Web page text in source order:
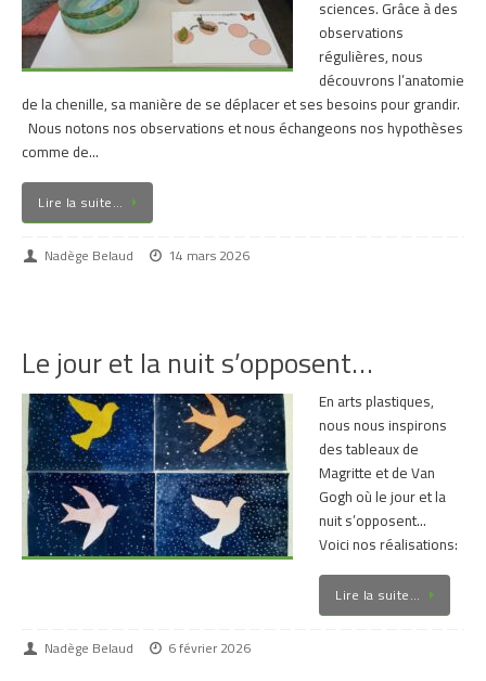
sciences. Grâce à des
observations
régulières, nous
découvrons l’anatomie
de la chenille, sa manière de se déplacer et ses besoins pour grandir.
Nous notons nos observations et nous échangeons nos hypothèses
comme de…
Lire la suite…
Nadège Belaud 14 mars 2026
Le jour et la nuit s’opposent…
En arts plastiques,
nous nous inspirons
des tableaux de
Magritte et de Van
Gogh où le jour et la
nuit s’opposent…
Voici nos réalisations:
Lire la suite…
Nadège Belaud 6 février 2026